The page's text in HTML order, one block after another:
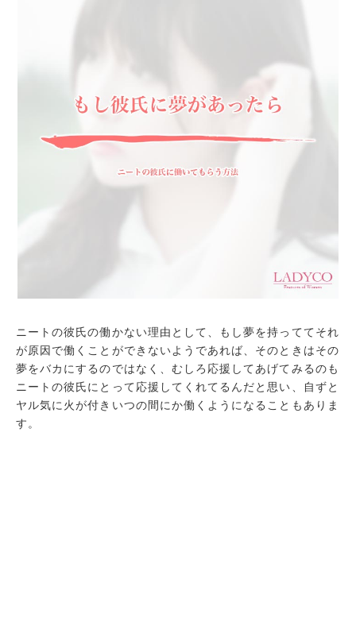
ニートの彼氏の働かない理由として、もし夢を持っててそれ
が原因で働くことができないようであれば、そのときはその
夢をバカにするのではなく、むしろ応援してあげてみるのも
ニートの彼氏にとって応援してくれてるんだと思い、自ずと
ヤル気に火が付きいつの間にか働くようになることもありま
す。